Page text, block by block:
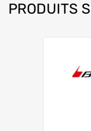
PRODUITS